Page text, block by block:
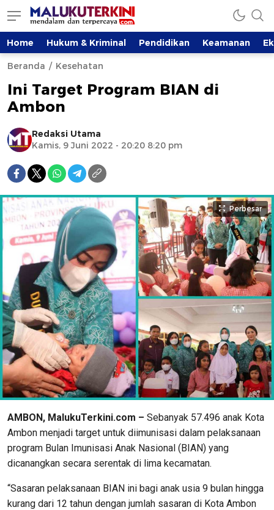
Home Hukum & Kriminal Pendidikan Keamanan
Beranda Kesehatan
Ini Target Program BIAN di
Ambon
Redaksi Utama
Kamis, 9 Juni 2022 - 20:20 8:20 pm
Perbesar
AMBON, MalukuTerkini.com – Sebanyak 57.496 anak Kota
Ambon menjadi target untuk diimunisasi dalam pelaksanaan
program Bulan Imunisasi Anak Nasional (BIAN) yang
dicanangkan secara serentak di lima kecamatan.
“Sasaran pelaksanaan BIAN ini bagi anak usia 9 bulan hingga
kurang dari 12 tahun dengan jumlah sasaran di Kota Ambon